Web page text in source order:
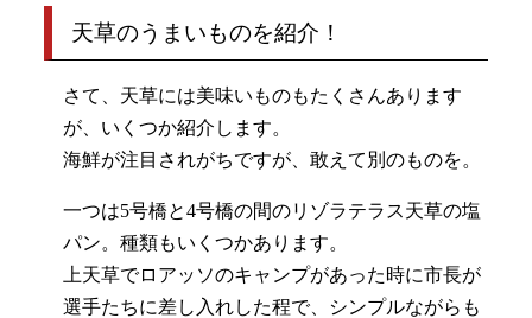
天草のうまいものを紹介！
さて、天草には美味いものもたくさんあります
が、いくつか紹介します。
海鮮が注目されがちですが、敢えて別のものを。
一つは5号橋と4号橋の間のリゾラテラス天草の塩
パン。種類もいくつかあります。
上天草でロアッソのキャンプがあった時に市長が
選手たちに差し入れした程で、シンプルながらも